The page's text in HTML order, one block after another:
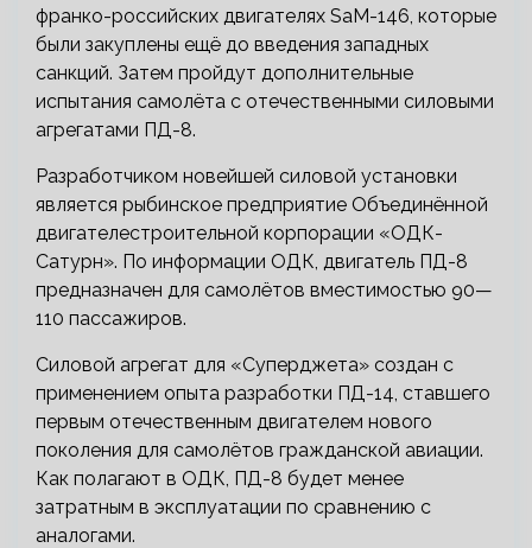
франко-российских двигателях SaM-146, которые
были закуплены ещё до введения западных
санкций. Затем пройдут дополнительные
испытания самолёта с отечественными силовыми
агрегатами ПД-8.
Разработчиком новейшей силовой установки
является рыбинское предприятие Объединённой
двигателестроительной корпорации «ОДК-
Сатурн». По информации ОДК, двигатель ПД-8
предназначен для самолётов вместимостью 90—
110 пассажиров.
Силовой агрегат для «Суперджета» создан с
применением опыта разработки ПД-14, ставшего
первым отечественным двигателем нового
поколения для самолётов гражданской авиации.
Как полагают в ОДК, ПД-8 будет менее
затратным в эксплуатации по сравнению с
аналогами.